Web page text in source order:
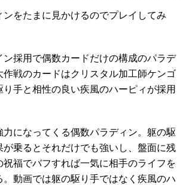
ンをたまに見かけるのでプレイしてみ
ン採用で偶数カードだけの構成のパラデ
作戦のカードはクリスタル加工師ケンゴ
手と相性の良い疾風のハーピィが採用
力になってくる偶数パラディン。躯の駆
が乗るとそれだけでも強いし、盤面に残
祝福でバフすれば一気に相手のライフを
。動画では躯の駆り手ではなく疾風のハ